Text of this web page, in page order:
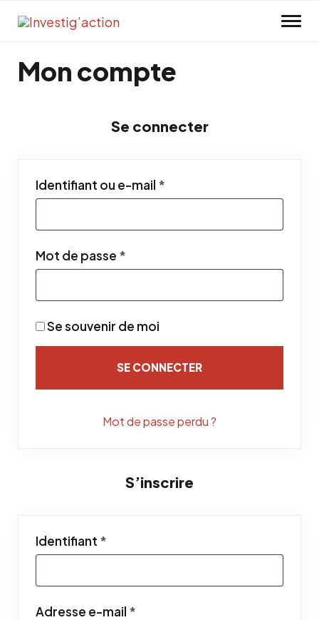
Mon compte
Se connecter
Identifiant ou e-mail *
Mot de passe *
Se souvenir de moi
SE CONNECTER
Mot de passe perdu ?
S’inscrire
Identifiant *
Adresse e-mail *